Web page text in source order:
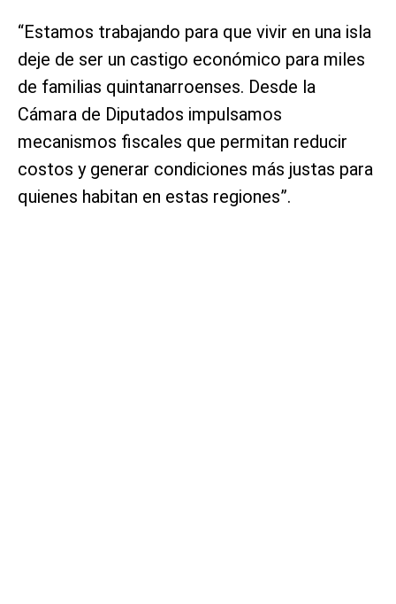
“Estamos trabajando para que vivir en una isla
deje de ser un castigo económico para miles
de familias quintanarroenses. Desde la
Cámara de Diputados impulsamos
mecanismos fiscales que permitan reducir
costos y generar condiciones más justas para
quienes habitan en estas regiones”.